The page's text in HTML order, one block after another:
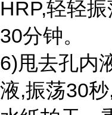
HRP,轻轻
30分钟。
6)甩去孔内
液,振荡30